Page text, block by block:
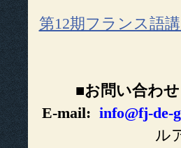
第12期フランス語
■お問い合わせ
E-mail: info@fj-de-
ル